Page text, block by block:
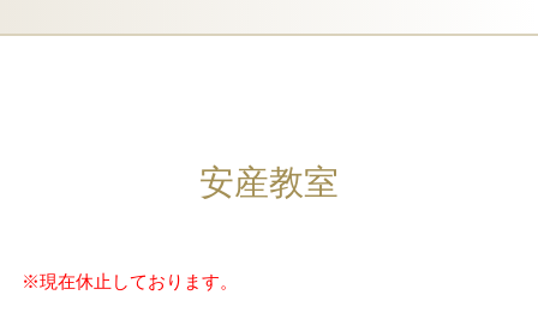
安産教室
※現在休止しております。